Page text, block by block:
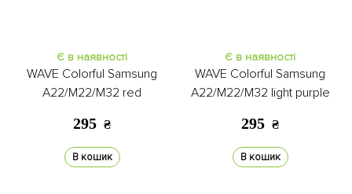
Є в наявності
WAVE Colorful Samsung
A22/M22/M32 red
295 ₴
В кошик
Є в наявності
WAVE Colorful Samsung
A22/M22/M32 light purple
295 ₴
В кошик